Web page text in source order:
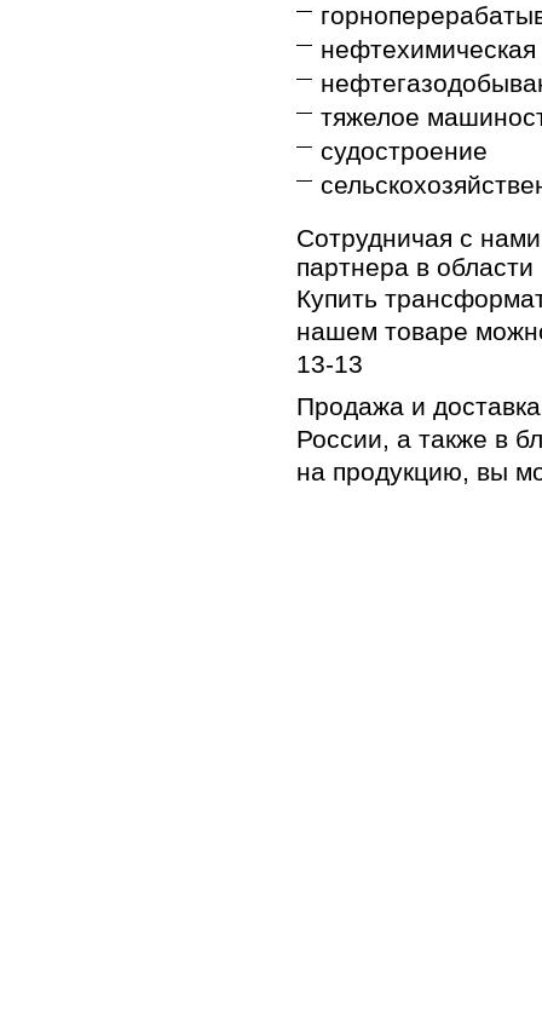
тяжелое
судостроение
Сотрудничая с
партнера в
Купить
нашем товаре
13-13
Продажа и
России, а также в
на продукцию, вы